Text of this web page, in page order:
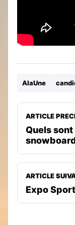
AlaUne
ARTICLE
Quels
ARTICLE
Expo